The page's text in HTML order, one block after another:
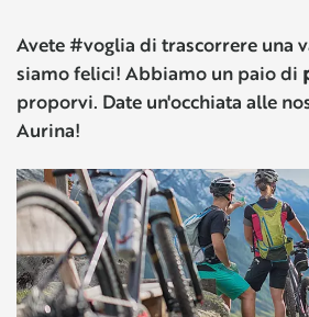
Avete #voglia di trascorrere una
siamo felici! Abbiamo un paio di
proporvi. Date un'occhiata alle
Aurina!